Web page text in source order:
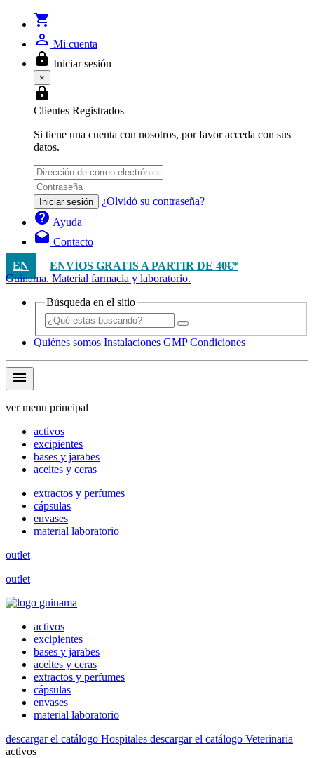
shopping_cart
person_outline Mi cuenta
lock Iniciar sesión
×
lock
Clientes Registrados
Si tiene una cuenta con nosotros, por favor acceda con sus
datos.
Iniciar sesión ¿Olvidó su contraseña?
help Ayuda
drafts Contacto
EN
ENVÍOS GRATIS A PARTIR DE 40€*
Guinama. Material farmacia y laboratorio.
Búsqueda en el sitio
Quiénes somos Instalaciones GMP Condiciones
menu
ver menu principal
activos
excipientes
bases y jarabes
aceites y ceras
extractos y perfumes
cápsulas
envases
material laboratorio
outlet
outlet
activos
excipientes
bases y jarabes
aceites y ceras
extractos y perfumes
cápsulas
envases
material laboratorio
descargar el catálogo Hospitales descargar el catálogo Veterinaria
activos